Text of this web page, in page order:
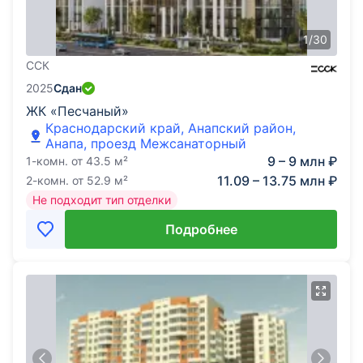
1/30
ССК
ЖК «Песчаный»
2025Сдан
Краснодарский край, Анапский район,
Анапа, проезд Межсанаторный
1-комн. от 43.5 м² 9 – 9 млн ₽
2-комн. от 52.9 м² 11.09 – 13.75 млн ₽
Не подходит тип отделки
Подробнее